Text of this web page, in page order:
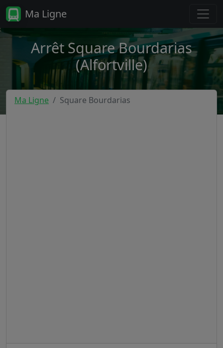
Ma Ligne
Arrêt Square Bourdarias
(Alfortville)
Ma Ligne Square Bourdarias